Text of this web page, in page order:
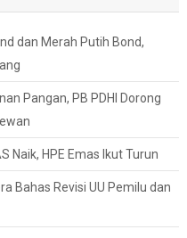
dan Merah Putih Bond,
Pangan, PB PDHI Dorong
Naik, HPE Emas Ikut Turun
Bahas Revisi UU Pemilu dan